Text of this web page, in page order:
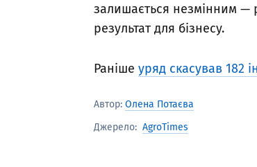
залишається незмінним —
результат для бізнесу.
Раніше уряд скасував 182
Автор: Олена Потаєва
Джерело: AgroTimes